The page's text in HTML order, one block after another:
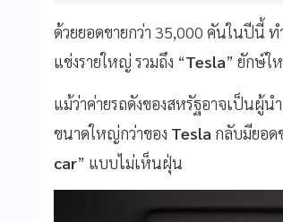
ด้วยยอดขายกว่า 35,000 คันในปีนี้ ท
แข่งรายใหญ่ รวมถึง “Tesla” ยักษ์ใ
แม้ว่าค่ายรถดังของสหรัฐอาจเป็นผู้นำ
ขนาดใหญ่กว่าของ Tesla กลับมียอด
car” แบบไม่เห็นฝุ่น